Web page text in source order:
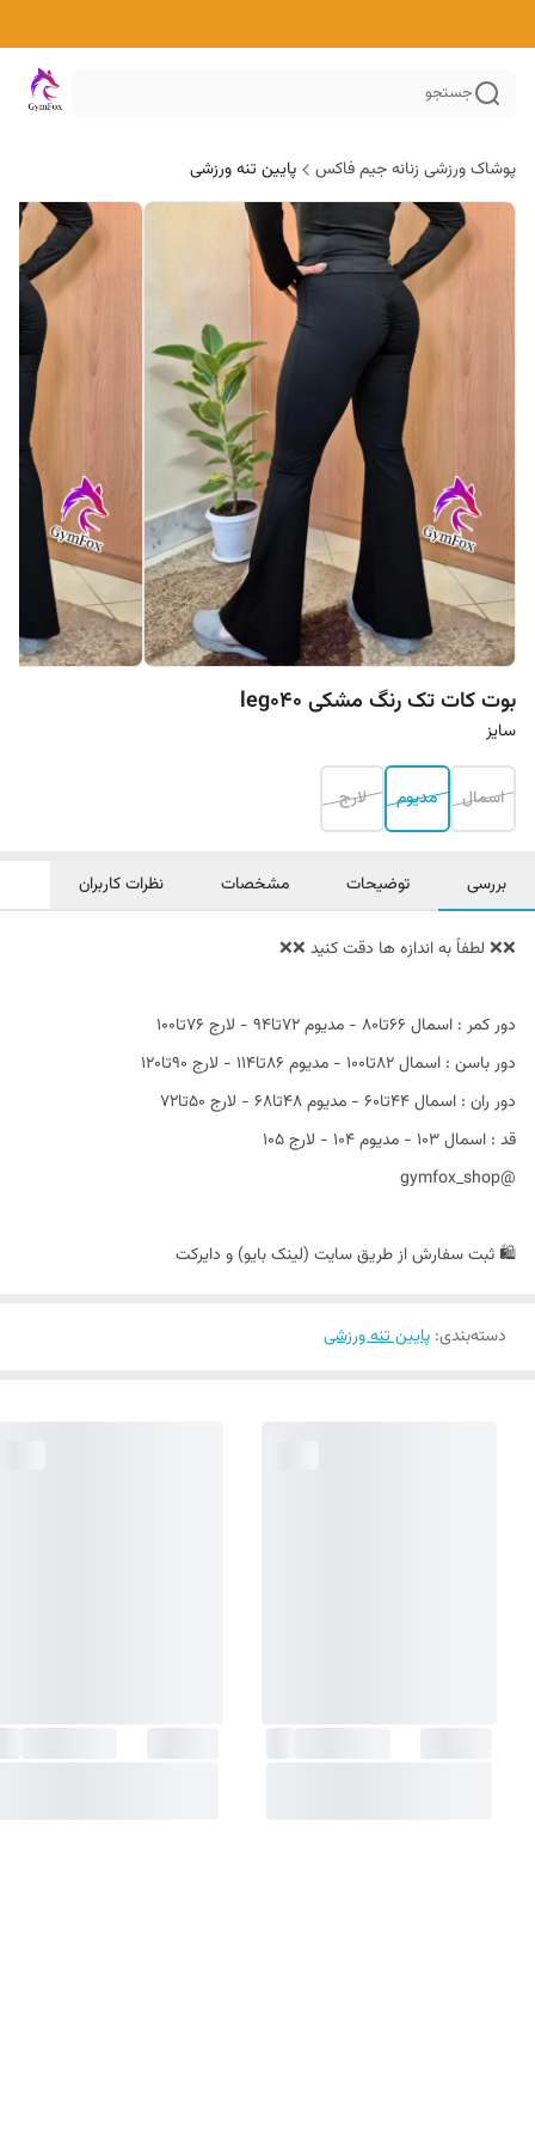
جستجو
پوشاک ورزشی زنانه جیم فاکس پایین تنه ورزشی
بوت کات تک رنگ مشکی leg040
سایز
اسمال مدیوم لارج
بررسی توضیحات مشخصات نظرات کاربران
❌❌ لطفاً به اندازه ها دقت کنید ❌❌
دور کمر : اسمال ۶۶تا۸۰ - مدیوم ۷۲تا۹۴ - لارج ۷۶تا۱۰۰
دور باسن : اسمال ۸۲تا۱۰۰ - مدیوم ۸۶تا۱۱۴ - لارج ۹۰تا۱۲۰
دور ران : اسمال ۴۴تا۶۰ - مدیوم ۴۸تا۶۸ - لارج ۵۰تا۷۲
قد : اسمال ۱۰۳ - مدیوم ۱۰۴ - لارج ۱۰۵
@gymfox_shop
🛍️ ثبت سفارش از طریق سایت (لینک بایو) و دایرکت
دسته‌بندی: پایین تنه ورزشی